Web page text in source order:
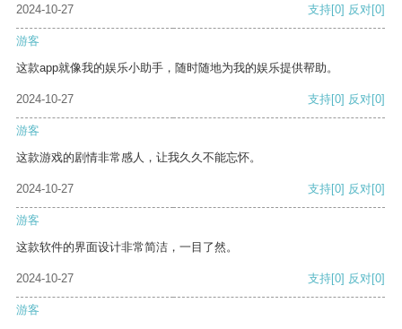
2024-10-27 支持[0] 反对[0]
游客
这款app就像我的娱乐小助手，随时随地为我的娱乐提供帮助。
2024-10-27 支持[0] 反对[0]
游客
这款游戏的剧情非常感人，让我久久不能忘怀。
2024-10-27 支持[0] 反对[0]
游客
这款软件的界面设计非常简洁，一目了然。
2024-10-27 支持[0] 反对[0]
游客